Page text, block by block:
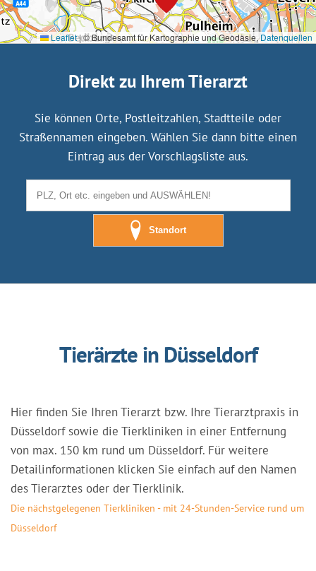
Leaflet|© Bundesamt für Kartographie und Geodäsie,Datenquellen
Direkt zu Ihrem Tierarzt
Sie können Orte, Postleitzahlen, Stadtteile oder
Straßennamen eingeben. Wählen Sie dann bitte einen
Eintrag aus der Vorschlagsliste aus.
Standort
Tierärzte in Düsseldorf
Hier finden Sie Ihren Tierarzt bzw. Ihre Tierarztpraxis in
Düsseldorf sowie die Tierkliniken in einer Entfernung
von max. 150 km rund um Düsseldorf. Für weitere
Detailinformationen klicken Sie einfach auf den Namen
des Tierarztes oder der Tierklinik.
Die nächstgelegenen Tierkliniken - mit 24-Stunden-Service rund um
Düsseldorf